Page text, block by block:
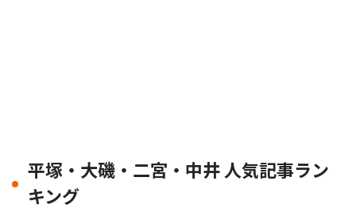
平塚・大磯・二宮・中井 人気記事ラン
キング